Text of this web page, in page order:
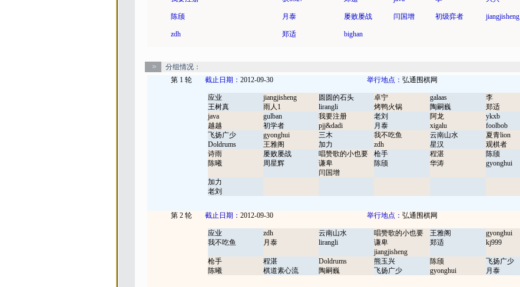
陈颀 月泰 屡败屡战 闫国增 初级弈者 jiangjisheng
zdh 郑适 bighan
分组情况：
第 1 轮
截止日期： 2012-09-30 举行地点： 弘通围棋网
应业
王树真
jiangjisheng
雨人1
圆圆的石头
lirangli
卓宁
烤鸭火锅
galaas
陶嗣巍
李
郑适
java
越越
gulban
初学者
我要注册
pjj&dadi
老刘
月泰
阿龙
xigalu
ykxb
foolbob
飞扬广少
Doldrums
gyonghui
王雅阁
三木
加力
我不吃鱼
zdh
云南山水
星汉
夏青lion
观棋者
诗雨
陈曦
屡败屡战
周星辉
唱赞歌的小也要
谦卑
闫国增
枪手
陈颀
程湛
华涛
陈颀
gyonghui
加力
老刘
第 2 轮 截止日期： 2012-09-30 举行地点： 弘通围棋网
应业
我不吃鱼
zdh
月泰
云南山水
lirangli
唱赞歌的小也要
谦卑
jiangjisheng
王雅阁
郑适
gyonghui
kj999
枪手
陈曦
程湛
棋道素心流
Doldrums
陶嗣巍
熊玉兴
飞扬广少
陈颀
gyonghui
飞扬广少
月泰